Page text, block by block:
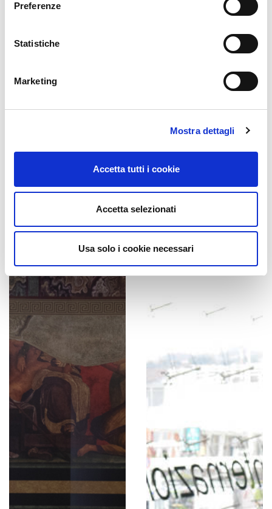
Preferenze
Statistiche
Marketing
Mostra dettagli
Accetta tutti i cookie
Accetta selezionati
Usa solo i cookie necessari